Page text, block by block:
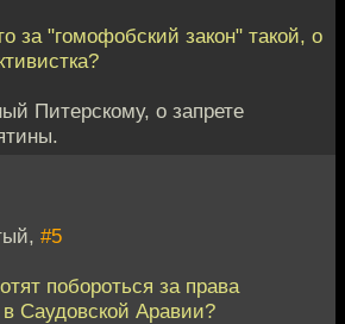
за "гомофобский закон" такой, о
Питерскому, о запрете
#5
побороться за права
в Саудовской Аравии?